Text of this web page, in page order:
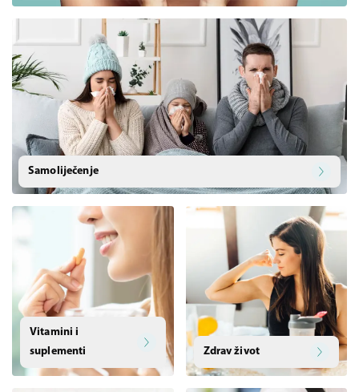
Samoliječenje
Vitamini i
suplementi
Zdrav život